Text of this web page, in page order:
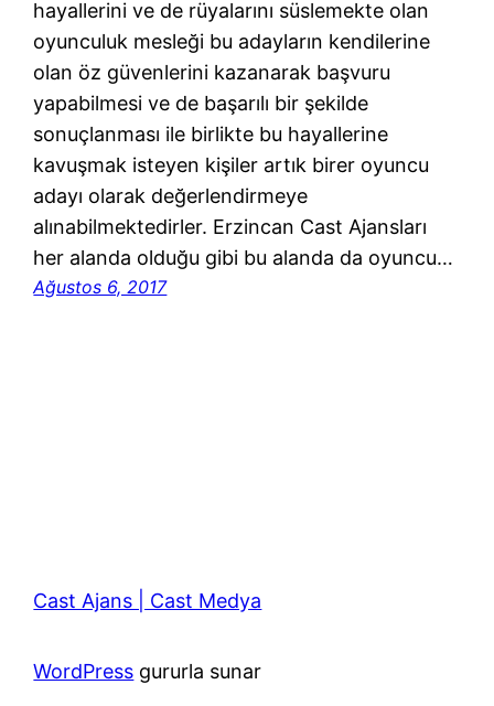
hayallerini ve de rüyalarını süslemekte olan
oyunculuk mesleği bu adayların kendilerine
olan öz güvenlerini kazanarak başvuru
yapabilmesi ve de başarılı bir şekilde
sonuçlanması ile birlikte bu hayallerine
kavuşmak isteyen kişiler artık birer oyuncu
adayı olarak değerlendirmeye
alınabilmektedirler. Erzincan Cast Ajansları
her alanda olduğu gibi bu alanda da oyuncu…
Ağustos 6, 2017
Cast Ajans | Cast Medya
WordPress gururla sunar